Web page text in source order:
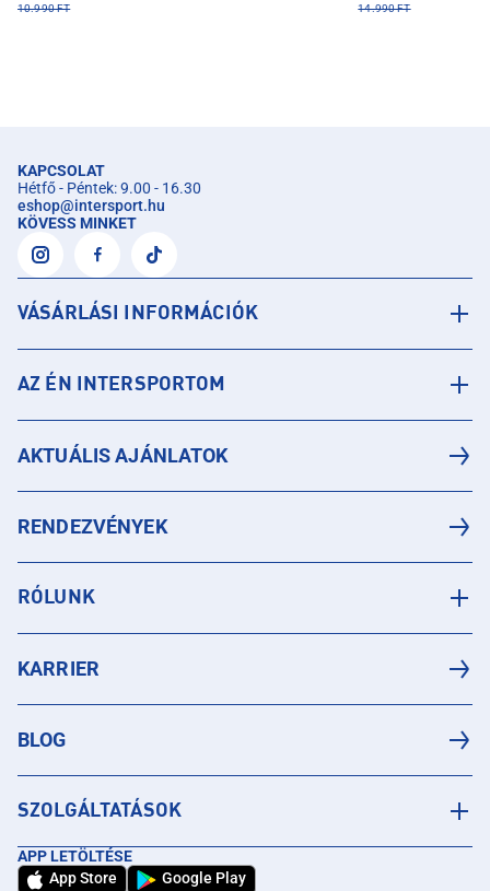
10.990 FT 14.990 FT
KAPCSOLAT
Hétfő - Péntek: 9.00 - 16.30
eshop@intersport.hu
KÖVESS MINKET
VÁSÁRLÁSI INFORMÁCIÓK
AZ ÉN INTERSPORTOM
AKTUÁLIS AJÁNLATOK
RENDEZVÉNYEK
RÓLUNK
KARRIER
BLOG
SZOLGÁLTATÁSOK
APP LETÖLTÉSE
App Store
Google Play